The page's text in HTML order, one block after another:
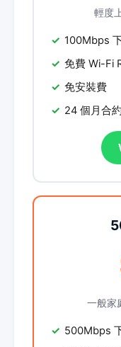
輕度
100Mbps
免費 Wi-Fi
免安裝費
24 個月合約
一般家
500Mbps